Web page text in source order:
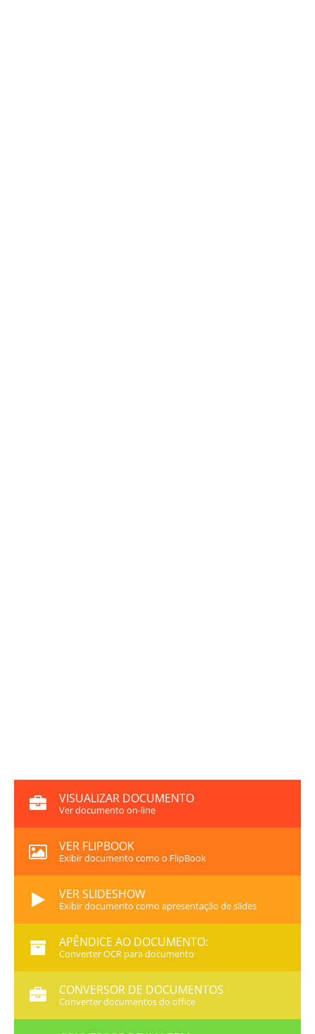
VISUALIZAR DOCUMENTO
Ver documento on-line
VER FLIPBOOK
Exibir documento como o FlipBook
VER SLIDESHOW
Exibir documento como apresentação de slides
APÊNDICE AO DOCUMENTO:
Converter OCR para documento
CONVERSOR DE DOCUMENTOS
Converter documentos do office